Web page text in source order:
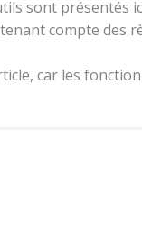
sont présentés
compte des
car les